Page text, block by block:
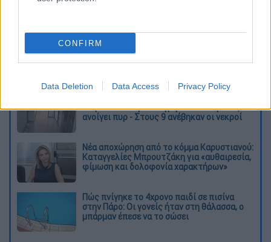
CONFIRM
Data Deletion Data Access Privacy Policy
Συνελήφθησαν δύο μέλη μαφίας στο
Παλαιό Φάληρο - Οι εκβιασμοί, οι
στην Ταϊλάνδη: Η στιγμή που ο 14χρονος
ανοίγει πυρ - Στους 9 ανέβηκαν οι νεκροί
Νέα αποχώρηση από το κόμμα Καρυστιανού:
Καταγγελίες Μπρουτζάκη για «αυθαιρεσία,
φίμωση και δολοφονία χαρακτήρων»
Πώς πνίγηκε το 4χρονο παιδί σε πισίνα
στην Πάρο: Οι γονείς ήταν στη θάλασσα, ο
μπάρμαν έπεσε να το σώσει